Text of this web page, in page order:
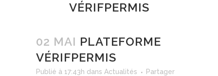
VÉRIFPERMIS
02 MAI PLATEFORME
VÉRIFPERMIS
Publié à 17:43h dans Actualités Partager